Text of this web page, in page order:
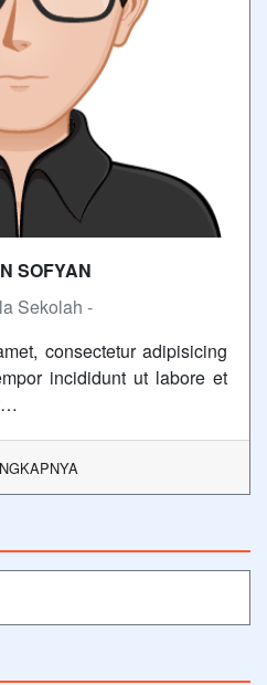
SOFYAN
Sekolah -
consectetur adipisicing
incididunt ut labore et